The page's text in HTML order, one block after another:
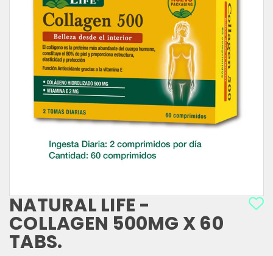
NATURAL LIFE -
COLLAGEN 500MG X 60
TABS.